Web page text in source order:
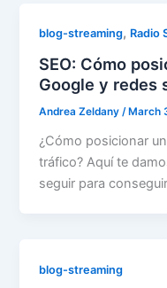
blog-streaming, Radio
SEO: Cómo
Google y redes
Andrea Zeldany/ March
¿Cómo posicionar
tráfico? Aquí te
seguir para
blog-streaming